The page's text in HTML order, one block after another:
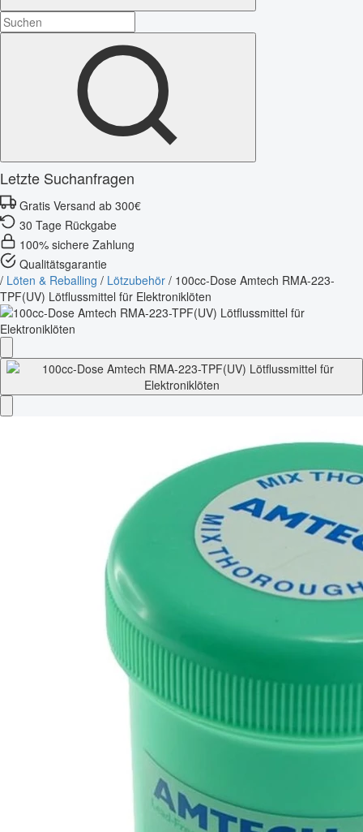
Letzte Suchanfragen
Gratis Versand ab 300€
30 Tage Rückgabe
100% sichere Zahlung
Qualitätsgarantie
/ Löten & Reballing / Lötzubehör / 100cc-Dose Amtech RMA-223-
TPF(UV) Lötflussmittel für Elektroniklöten